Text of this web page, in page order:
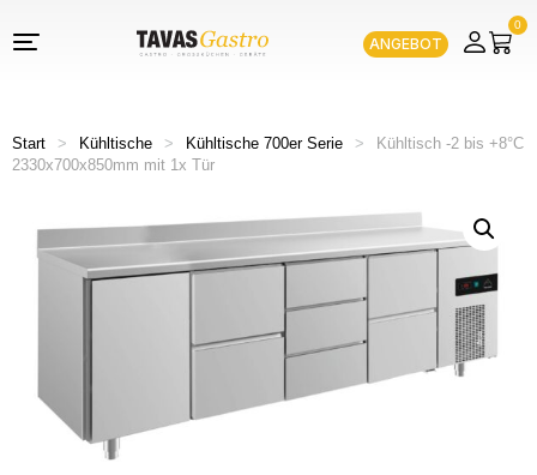
ANGEBOT
0
Start > Kühltische > Kühltische 700er Serie >
Kühltisch -2 bis +8°C
2330x700x850mm mit 1x Tür